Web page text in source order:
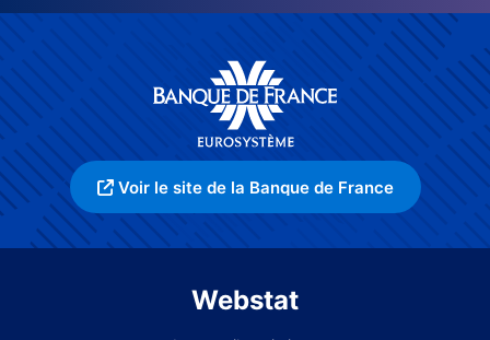
Voir le site de la Banque de France
Webstat